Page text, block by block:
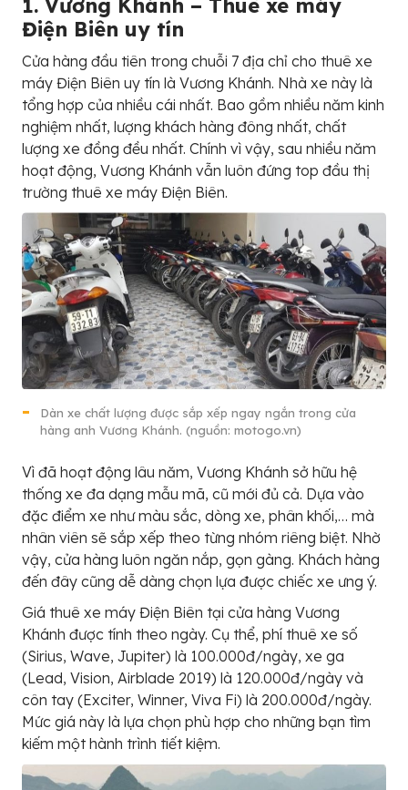
Điện Biên uy tín
Cửa hàng đầu tiên trong chuỗi 7 địa chỉ cho thuê xe
máy Điện Biên uy tín là Vương Khánh. Nhà xe này là
tổng hợp của nhiều cái nhất. Bao gồm nhiều năm kinh
nghiệm nhất, lượng khách hàng đông nhất, chất
lượng xe đồng đều nhất. Chính vì vậy, sau nhiều năm
hoạt động, Vương Khánh vẫn luôn đứng top đầu thị
trường thuê xe máy Điện Biên.
Dàn xe chất lượng được sắp xếp ngay ngắn trong cửa
hàng anh Vương Khánh. (nguồn: motogo.vn)
Vì đã hoạt động lâu năm, Vương Khánh sở hữu hệ
thống xe đa dạng mẫu mã, cũ mới đủ cả. Dựa vào
đặc điểm xe như màu sắc, dòng xe, phân khối,… mà
nhân viên sẽ sắp xếp theo từng nhóm riêng biệt. Nhờ
vậy, cửa hàng luôn ngăn nắp, gọn gàng. Khách hàng
đến đây cũng dễ dàng chọn lựa được chiếc xe ưng ý.
Giá thuê xe máy Điện Biên tại cửa hàng Vương
Khánh được tính theo ngày. Cụ thể, phí thuê xe số
(Sirius, Wave, Jupiter) là 100.000đ/ngày, xe ga
(Lead, Vision, Airblade 2019) là 120.000đ/ngày và
côn tay (Exciter, Winner, Viva Fi) là 200.000đ/ngày.
Mức giá này là lựa chọn phù hợp cho những bạn tìm
kiếm một hành trình tiết kiệm.